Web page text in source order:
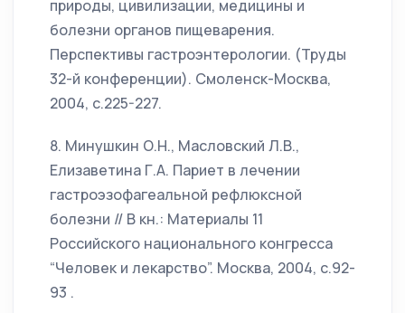
природы, цивилизации, медицины и
болезни органов пищеварения.
Перспективы гастроэнтерологии. (Труды
32-й конференции). Смоленск-Москва,
2004, с.225-227.
8. Минушкин О.Н., Масловский Л.В.,
Елизаветина Г.А. Париет в лечении
гастроэзофагеальной рефлюксной
болезни // В кн.: Материалы 11
Российского национального конгресса
“Человек и лекарство”. Москва, 2004, с.92-
93 .